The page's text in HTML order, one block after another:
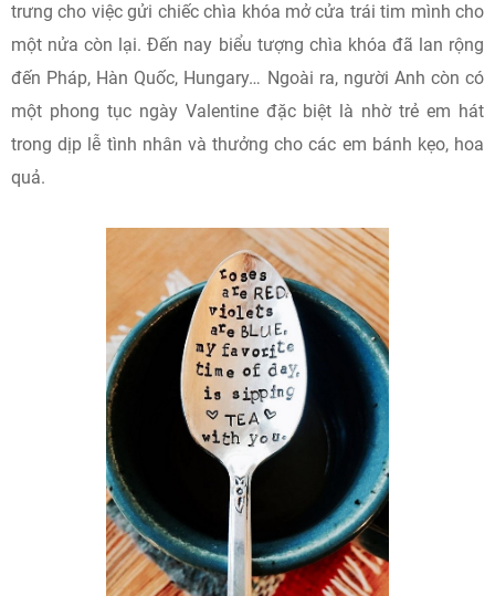
trưng cho việc gửi chiếc chìa khóa mở cửa trái tim mình cho
một nửa còn lại. Đến nay biểu tượng chìa khóa đã lan rộng
đến Pháp, Hàn Quốc, Hungary… Ngoài ra, người Anh còn có
một phong tục ngày Valentine đặc biệt là nhờ trẻ em hát
trong dịp lễ tình nhân và thưởng cho các em bánh kẹo, hoa
quả.